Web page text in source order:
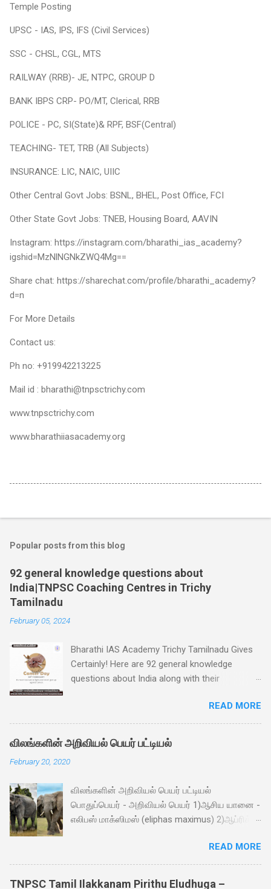
Temple Posting
UPSC - IAS, IPS, IFS (Civil Services)
SSC - CHSL, CGL, MTS
RAILWAY (RRB)- JE, NTPC, GROUP D
BANK IBPS CRP- PO/MT, Clerical, RRB
POLICE - PC, SI(State)& RPF, BSF(Central)
TEACHING- TET, TRB (All Subjects)
INSURANCE: LIC, NAIC, UIIC
Other Central Govt Jobs: BSNL, BHEL, Post Office, FCI
Other State Govt Jobs: TNEB, Housing Board, AAVIN
Instagram: https://instagram.com/bharathi_ias_academy?
igshid=MzNlNGNkZWQ4Mg==
Share chat: https://sharechat.com/profile/bharathi_academy?
d=n
For More Details
Contact us:
Ph no: +919942213225
Mail id : bharathi@tnpsctrichy.com
www.tnpsctrichy.com
www.bharathiiasacademy.org
Popular posts from this blog
92 general knowledge questions about
India|TNPSC Coaching Centres in Trichy
Tamilnadu
February 05, 2024
Bharathi IAS Academy Trichy Tamilnadu Gives
Certainly! Here are 92 general knowledge
questions about India along with their
February 1. What is the capital city of India? -
Answer: New Delhi 2. Which river is considered
the holiest in Hinduism and flows through
northern India? - Answer: Ganges 3. Who was
independence from British rule? - Answer:
1947 5. What is the national currency of India?
- Answer: Indian Rupee 6. Which famous
Site and one of the Seven Wonders of the
World? - Answer: Taj Mahal 7. Who is known
as the Father of the Nation in India? -
READ MORE
விலங்களின் அறிவியல் பெயர் பட்டியல்
February 20, 2020
விலங்களின் அறிவியல் பெயர் பட்டியல்
பொதுப்பெயர் - அறிவியல் பெயர் 1)ஆசிய யானை -
எலிபஸ் மாக்ஸிமஸ் (eliphas maximus) 2)ஆப்ரிக்க
(loxsodonto africana) 3)நீர் யானை -
ஹிப்பொபொட்டமஸ் ஆம்பிபியஸ் (hippopotomus
amphibius) 4)காண்டா மிருகம் - டைசெரோஸ்
READ MORE
TNPSC Tamil Ilakkanam Pirithu Eludhuga –